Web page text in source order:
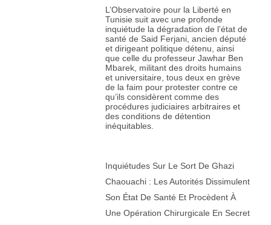
L’Observatoire pour la Liberté en
Tunisie suit avec une profonde
inquiétude la dégradation de l’état de
santé de Said Ferjani, ancien député
et dirigeant politique détenu, ainsi
que celle du professeur Jawhar Ben
Mbarek, militant des droits humains
et universitaire, tous deux en grève
de la faim pour protester contre ce
qu’ils considèrent comme des
procédures judiciaires arbitraires et
des conditions de détention
inéquitables.
Inquiétudes Sur Le Sort De Ghazi
Chaouachi : Les Autorités Dissimulent
Son État De Santé Et Procèdent À
Une Opération Chirurgicale En Secret